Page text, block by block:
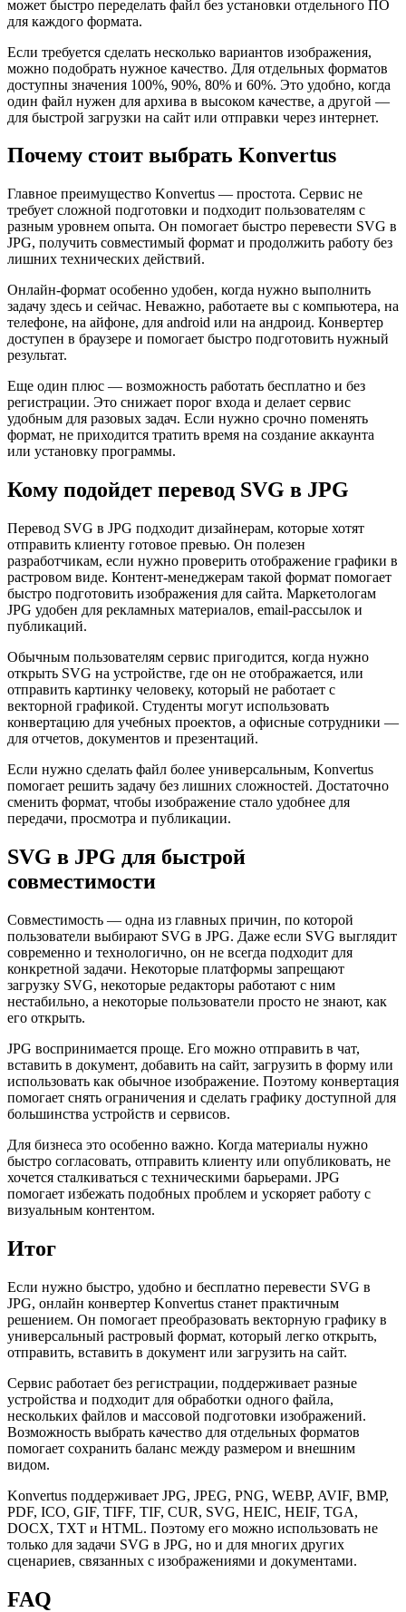
может быстро переделать файл без установки отдельного ПО
для каждого формата.
Если требуется сделать несколько вариантов изображения,
можно подобрать нужное качество. Для отдельных форматов
доступны значения 100%, 90%, 80% и 60%. Это удобно, когда
один файл нужен для архива в высоком качестве, а другой —
для быстрой загрузки на сайт или отправки через интернет.
Почему стоит выбрать Konvertus
Главное преимущество Konvertus — простота. Сервис не
требует сложной подготовки и подходит пользователям с
разным уровнем опыта. Он помогает быстро перевести SVG в
JPG, получить совместимый формат и продолжить работу без
лишних технических действий.
Онлайн-формат особенно удобен, когда нужно выполнить
задачу здесь и сейчас. Неважно, работаете вы с компьютера, на
телефоне, на айфоне, для android или на андроид. Конвертер
доступен в браузере и помогает быстро подготовить нужный
результат.
Еще один плюс — возможность работать бесплатно и без
регистрации. Это снижает порог входа и делает сервис
удобным для разовых задач. Если нужно срочно поменять
формат, не приходится тратить время на создание аккаунта
или установку программы.
Кому подойдет перевод SVG в JPG
Перевод SVG в JPG подходит дизайнерам, которые хотят
отправить клиенту готовое превью. Он полезен
разработчикам, если нужно проверить отображение графики в
растровом виде. Контент-менеджерам такой формат помогает
быстро подготовить изображения для сайта. Маркетологам
JPG удобен для рекламных материалов, email-рассылок и
публикаций.
Обычным пользователям сервис пригодится, когда нужно
открыть SVG на устройстве, где он не отображается, или
отправить картинку человеку, который не работает с
векторной графикой. Студенты могут использовать
конвертацию для учебных проектов, а офисные сотрудники —
для отчетов, документов и презентаций.
Если нужно сделать файл более универсальным, Konvertus
помогает решить задачу без лишних сложностей. Достаточно
сменить формат, чтобы изображение стало удобнее для
передачи, просмотра и публикации.
SVG в JPG для быстрой
совместимости
Совместимость — одна из главных причин, по которой
пользователи выбирают SVG в JPG. Даже если SVG выглядит
современно и технологично, он не всегда подходит для
конкретной задачи. Некоторые платформы запрещают
загрузку SVG, некоторые редакторы работают с ним
нестабильно, а некоторые пользователи просто не знают, как
его открыть.
JPG воспринимается проще. Его можно отправить в чат,
вставить в документ, добавить на сайт, загрузить в форму или
использовать как обычное изображение. Поэтому конвертация
помогает снять ограничения и сделать графику доступной для
большинства устройств и сервисов.
Для бизнеса это особенно важно. Когда материалы нужно
быстро согласовать, отправить клиенту или опубликовать, не
хочется сталкиваться с техническими барьерами. JPG
помогает избежать подобных проблем и ускоряет работу с
визуальным контентом.
Итог
Если нужно быстро, удобно и бесплатно перевести SVG в
JPG, онлайн конвертер Konvertus станет практичным
решением. Он помогает преобразовать векторную графику в
универсальный растровый формат, который легко открыть,
отправить, вставить в документ или загрузить на сайт.
Сервис работает без регистрации, поддерживает разные
устройства и подходит для обработки одного файла,
нескольких файлов и массовой подготовки изображений.
Возможность выбрать качество для отдельных форматов
помогает сохранить баланс между размером и внешним
видом.
Konvertus поддерживает JPG, JPEG, PNG, WEBP, AVIF, BMP,
PDF, ICO, GIF, TIFF, TIF, CUR, SVG, HEIC, HEIF, TGA,
DOCX, TXT и HTML. Поэтому его можно использовать не
только для задачи SVG в JPG, но и для многих других
сценариев, связанных с изображениями и документами.
FAQ